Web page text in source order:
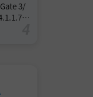
3/
中免安